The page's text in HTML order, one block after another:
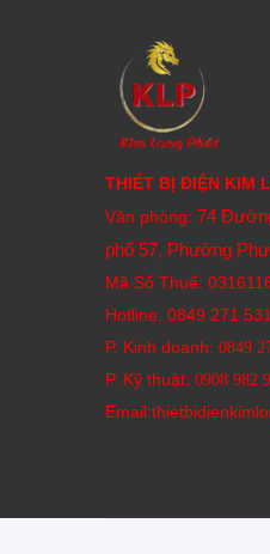
THIẾT BỊ ĐIỆN KIM
Văn phòng: 74
phố 57, Phường
Mã Số Thuế:
Hotline: 0849 271 531
P. Kinh doanh: 0849
P. Kỹ thuật: 0908 982